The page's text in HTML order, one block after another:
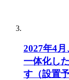
2027年4
一体化し
す（設置予